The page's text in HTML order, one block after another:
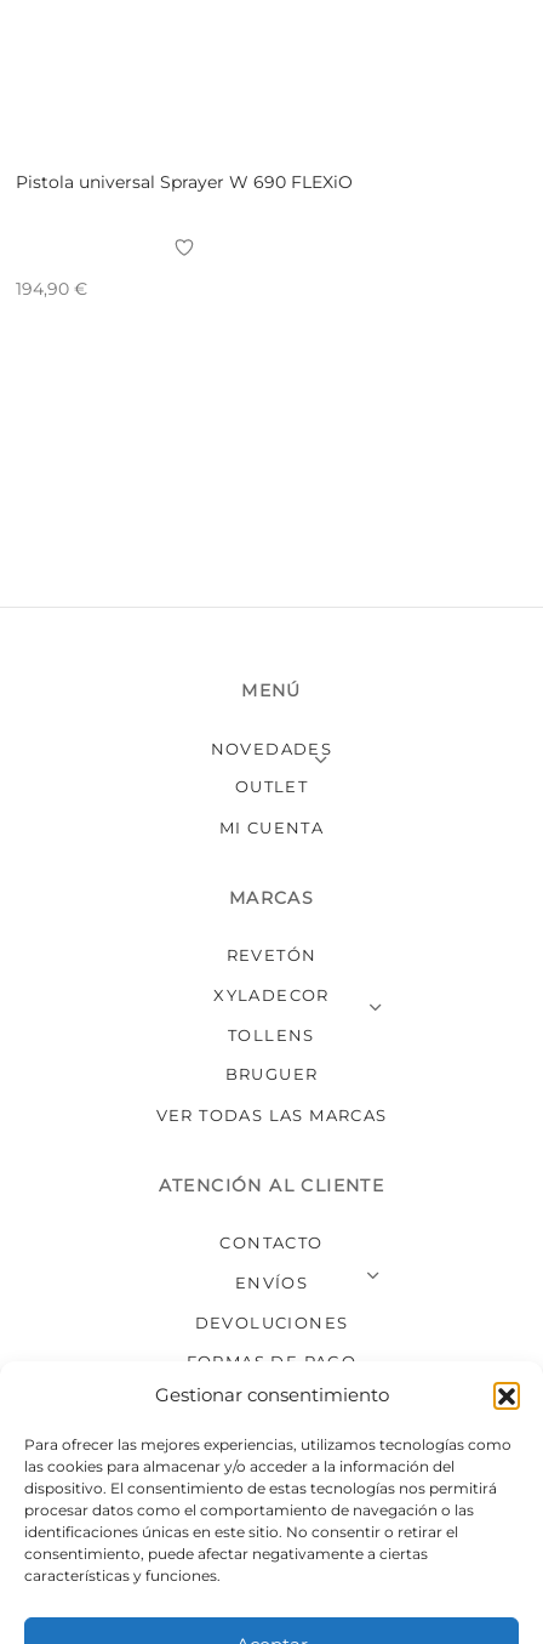
Gestionar consentimiento
Para ofrecer las mejores experiencias, utilizamos tecnologías como
las cookies para almacenar y/o acceder a la información del
dispositivo. El consentimiento de estas tecnologías nos permitirá
procesar datos como el comportamiento de navegación o las
identificaciones únicas en este sitio. No consentir o retirar el
consentimiento, puede afectar negativamente a ciertas
características y funciones.
Pistola universal Sprayer W 690 FLEXiO
194,90 €
MENÚ
NOVEDADES
OUTLET
MI CUENTA
MARCAS
REVETÓN
XYLADECOR
TOLLENS
BRUGUER
VER TODAS LAS MARCAS
ATENCIÓN AL CLIENTE
CONTACTO
ENVÍOS
DEVOLUCIONES
FORMAS DE PAGO
SÍGUENOS